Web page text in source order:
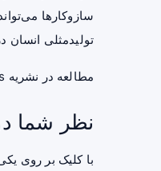
سازوکارها
تولیدمثلی انسان
مطالعه در نشریه Pharmaceutical Analysis منتشر شده است.
نظر شما
با کلیک بر روی یکی از ستاره